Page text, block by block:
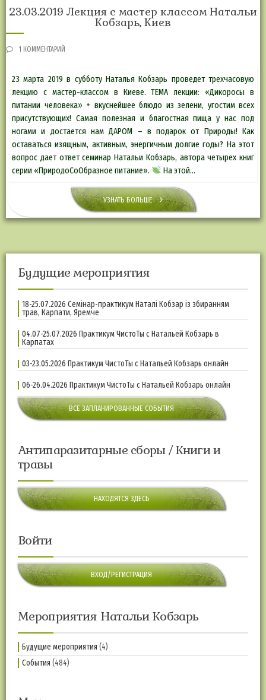
23.03.2019 Лекция с мастер классом Натальи
Кобзарь, Киев
1 КОММЕНТАРИЙ
23 марта 2019 в субботу Наталья Кобзарь проведет трехчасовую
лекцию с мастер-классом в Киеве. ТЕМА лекции: «Дикоросы в
питании человека» + вкуснейшее блюдо из зелени, угостим всех
присутствующих! Самая полезная и благостная пища у нас под
ногами и достается нам ДАРОМ – в подарок от Природы! Как
оставаться изящным, активным, энергичным долгие годы? На этот
вопрос дает ответ семинар Натальи Кобзарь, автора четырех книг
серии «ПриродоСоОбразное питание».
На этой…
УЗНАТЬ БОЛЬШЕ
Будущие мероприятия
18-25.07.2026 Семінар-практикум Наталі Кобзар із збиранням
трав, Карпати, Яремче
04.07-25.07.2026 Практикум ЧистоТы с Натальей Кобзарь в
Карпатах
03-23.05.2026 Практикум ЧистоТы с Натальей Кобзарь онлайн
06-26.04.2026 Практикум ЧистоТы с Натальей Кобзарь онлайн
ВСЕ ЗАПЛАНИРОВАННЫЕ СОБЫТИЯ
Антипаразитарные сборы / Книги и
травы
НАХОДЯТСЯ ЗДЕСЬ
Войти
ВХОД/РЕГИСТРАЦИЯ
Мероприятия Натальи Кобзарь
Будущие мероприятия (4)
События (484)